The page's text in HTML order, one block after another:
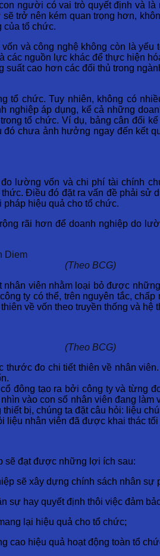
người có vai trò quyết định và
trở nên kém quan trọng hơn,
của tổ chức.
và công nghệ không còn là
nguồn lực khác để thực hiện
cao hơn các đối thủ trong
tổ chức. Tuy nhiên, không có
nghiệp áp dụng, kể cả những
tổ chức. Ví dụ, bảng cân đối
chưa ảnh hưởng ngay đến kết
lường vốn và chi phí tài chính
Điều đó đặt ra vấn đề phải
hiệu quả cho tổ chức.
rãi hơn để doanh nghiệp do
(Theo BCG)
viên nhằm loại bỏ được
ty có thể, trên nguyên tắc,
về vốn theo truyền thống và hệ
(Theo BCG)
thước đo chi tiết thiên về nhân
đông tạo ra bởi công ty và từng
vào con số nhân viên đang
bị, chúng ta đặt câu hỏi: liệu
liệu nhân viên đã được khai thác
sẽ đạt được những lợi ích sau:
sẽ xây dựng chính sách nhân
sự hay quyết định thôi việc đảm
lại hiệu quả cho tổ chức;
cao hiệu quả hoạt động toàn tổ